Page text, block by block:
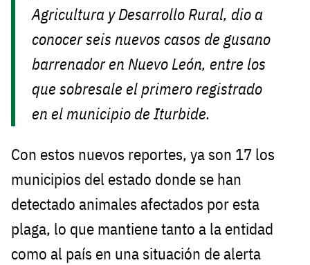
Agricultura y Desarrollo Rural, dio a
conocer seis nuevos casos de gusano
barrenador en Nuevo León, entre los
que sobresale el primero registrado
en el municipio de Iturbide.
Con estos nuevos reportes, ya son 17 los
municipios del estado donde se han
detectado animales afectados por esta
plaga, lo que mantiene tanto a la entidad
como al país en una situación de alerta